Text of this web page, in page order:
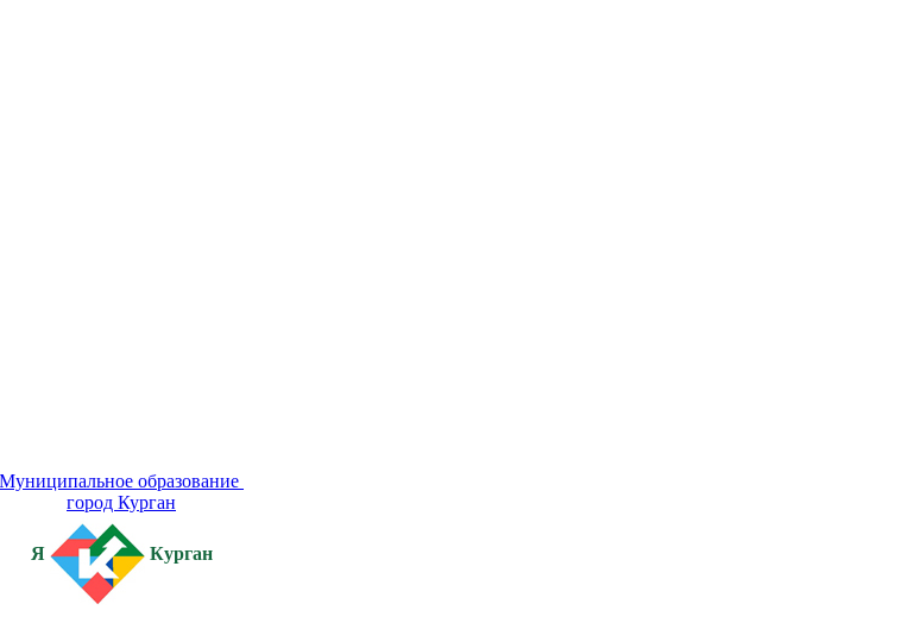
Муниципальное образование
город Курган
Я Курган